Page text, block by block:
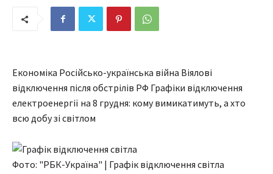
Економіка Російсько-українська війна Віялові
відключення після обстрілів РФ Графіки відключення
електроенергії на 8 грудня: кому вимикатимуть, а хто
всю добу зі світлом
Фото: "РБК-Україна" | Графік відключення світла